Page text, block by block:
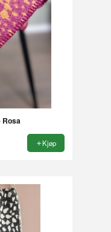
Rosa
Kjøp